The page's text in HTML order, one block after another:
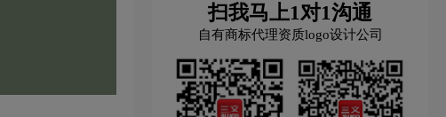
扫我马上1对1沟通
自有商标代理资质logo设计公司